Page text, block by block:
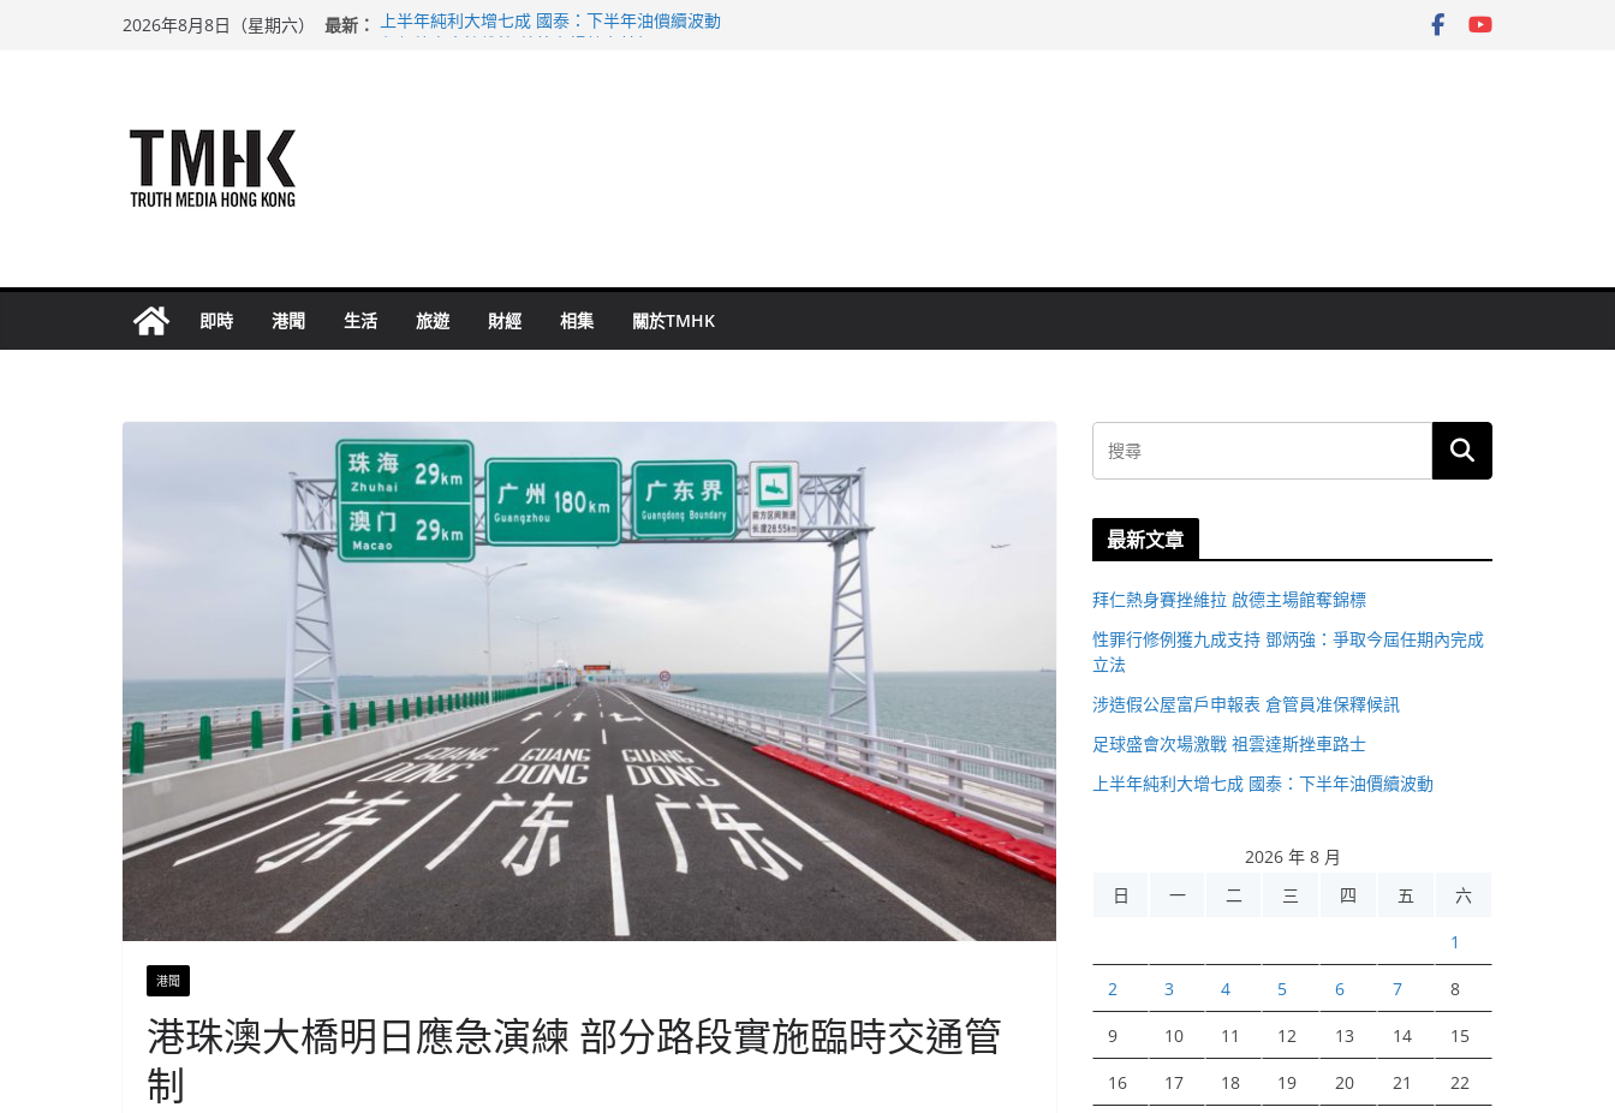
2026年8月8日（星期六） 最新： 上半年純利大增七成 國泰：下半年油價續波動
即時 港聞 生活 旅遊 財經 相集 關於TMHK
港聞
港珠澳大橋明日應急演練 部分路段實施臨時交通管
制
最新文章
拜仁熱身賽挫維拉 啟德主場館奪錦標
性罪行修例獲九成支持 鄧炳強：爭取今屆任期內完成
立法
涉造假公屋富戶申報表 倉管員准保釋候訊
足球盛會次場激戰 祖雲達斯挫車路士
上半年純利大增七成 國泰：下半年油價續波動
2026 年 8 月
日
一 二 三 四 五 六
1
2 3 4 5 6 7 8
9 10 11 12 13 14 15
16 17 18 19 20 21 22